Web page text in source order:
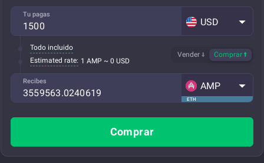
Tu pagas
USD
Todo incluido
Estimated rate: 1 AMP ~ 0 USD
Vender Comprar
Recibes
ETH
AMP
Comprar